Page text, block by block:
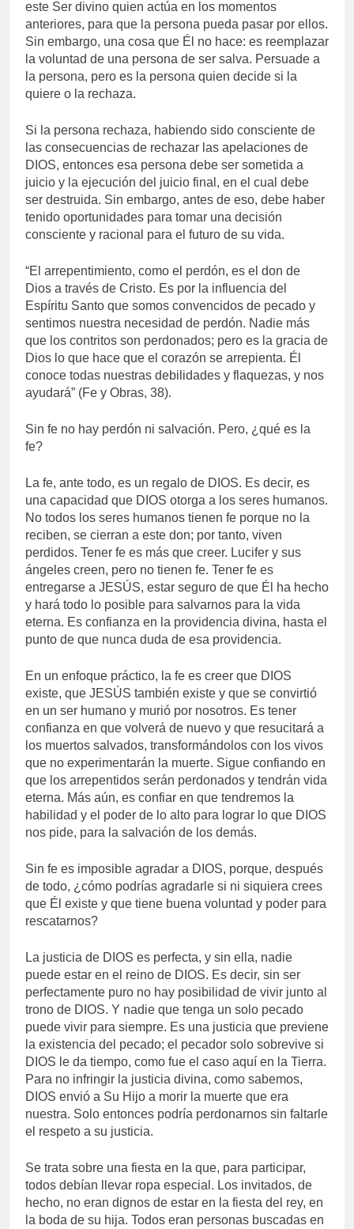
este Ser divino quien actúa en los momentos
anteriores, para que la persona pueda pasar por ellos.
Sin embargo, una cosa que Él no hace: es reemplazar
la voluntad de una persona de ser salva. Persuade a
la persona, pero es la persona quien decide si la
quiere o la rechaza.
Si la persona rechaza, habiendo sido consciente de
las consecuencias de rechazar las apelaciones de
DIOS, entonces esa persona debe ser sometida a
juicio y la ejecución del juicio final, en el cual debe
ser destruida. Sin embargo, antes de eso, debe haber
tenido oportunidades para tomar una decisión
consciente y racional para el futuro de su vida.
“El arrepentimiento, como el perdón, es el don de
Dios a través de Cristo. Es por la influencia del
Espíritu Santo que somos convencidos de pecado y
sentimos nuestra necesidad de perdón. Nadie más
que los contritos son perdonados; pero es la gracia de
Dios lo que hace que el corazón se arrepienta. Él
conoce todas nuestras debilidades y flaquezas, y nos
ayudará” (Fe y Obras, 38).
Sin fe no hay perdón ni salvación. Pero, ¿qué es la
fe?
La fe, ante todo, es un regalo de DIOS. Es decir, es
una capacidad que DIOS otorga a los seres humanos.
No todos los seres humanos tienen fe porque no la
reciben, se cierran a este don; por tanto, viven
perdidos. Tener fe es más que creer. Lucifer y sus
ángeles creen, pero no tienen fe. Tener fe es
entregarse a JESÚS, estar seguro de que Él ha hecho
y hará todo lo posible para salvarnos para la vida
eterna. Es confianza en la providencia divina, hasta el
punto de que nunca duda de esa providencia.
En un enfoque práctico, la fe es creer que DIOS
existe, que JESÚS también existe y que se convirtió
en un ser humano y murió por nosotros. Es tener
confianza en que volverá de nuevo y que resucitará a
los muertos salvados, transformándolos con los vivos
que no experimentarán la muerte. Sigue confiando en
que los arrepentidos serán perdonados y tendrán vida
eterna. Más aún, es confiar en que tendremos la
habilidad y el poder de lo alto para lograr lo que DIOS
nos pide, para la salvación de los demás.
Sin fe es imposible agradar a DIOS, porque, después
de todo, ¿cómo podrías agradarle si ni siquiera crees
que Él existe y que tiene buena voluntad y poder para
rescatarnos?
La justicia de DIOS es perfecta, y sin ella, nadie
puede estar en el reino de DIOS. Es decir, sin ser
perfectamente puro no hay posibilidad de vivir junto al
trono de DIOS. Y nadie que tenga un solo pecado
puede vivir para siempre. Es una justicia que previene
la existencia del pecado; el pecador solo sobrevive si
DIOS le da tiempo, como fue el caso aquí en la Tierra.
Para no infringir la justicia divina, como sabemos,
DIOS envió a Su Hijo a morir la muerte que era
nuestra. Solo entonces podría perdonarnos sin faltarle
el respeto a su justicia.
Se trata sobre una fiesta en la que, para participar,
todos debían llevar ropa especial. Los invitados, de
hecho, no eran dignos de estar en la fiesta del rey, en
la boda de su hija. Todos eran personas buscadas en